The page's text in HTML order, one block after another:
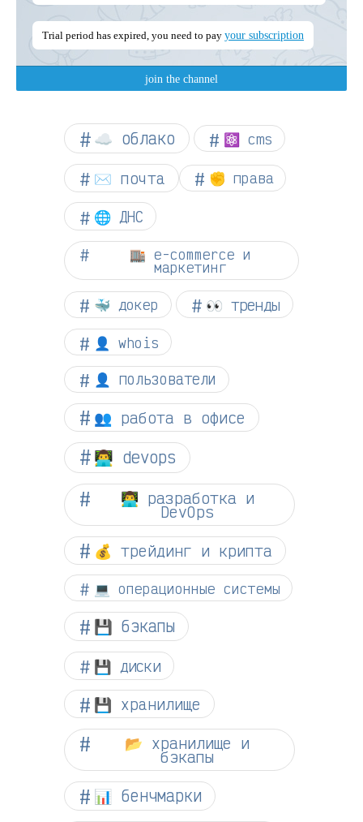
☁︎ облако ⚛ cms
✉️ почта ✊ права
🌐 ДНС
🏬 e-commerce и
маркетинг
🐳 докер 👀 тренды
👤 whois
👤 пользователи
👥 работа в офисе
👨‍💻 devops
👨‍💻 разработка и
DevOps
💰 трейдинг и крипта
💻 операционные системы
💾 бэкапы
💾 диски
💾 хранилище
📂 хранилище и
бэкапы
📊 бенчмарки